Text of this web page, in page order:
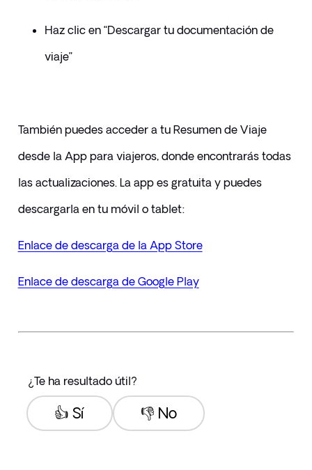
Haz clic en “Descargar tu documentación de
viaje”
También puedes acceder a tu Resumen de Viaje
desde la App para viajeros, donde encontrarás todas
las actualizaciones. La app es gratuita y puedes
descargarla en tu móvil o tablet:
Enlace de descarga de la App Store
Enlace de descarga de Google Play
¿Te ha resultado útil?
👎 No
👍 Sí